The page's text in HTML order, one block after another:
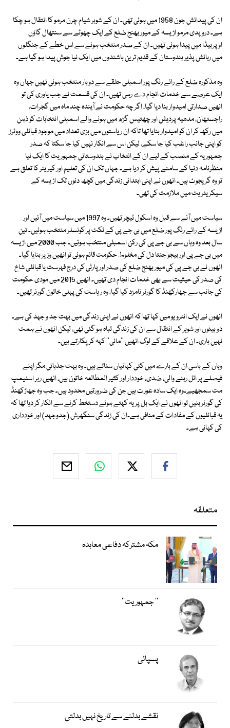
ان کی پیدائش جون 1958 میں ہوئی تھی۔ ان کے شوہر شیام چرن مرمو کا انتقال ہو چکا
ہے۔ دروپدی مرمو اڑیسہ کے میور بھنج ضلع کے ایک چھوٹے سے سنتھال گاؤں
اوپربیڈا میں پیدا ہوئی تھیں۔ ان کے صدر منتخب ہونے سے اس خطے کے جنگلوں
میں رہائش پذیر ہندوستان کے قدیم ترین باشندوں میں ایک نیا جوش پیدا ہو گیا ہے۔
وہ مذکورہ ضلع کے رائے رنگ پور اسمبلی حلقے سے دوبار منتخب ہوئی تھیں جہاں وہ
ایک عرصے سے خدمات انجام دے رہی تھیں۔ ان کی قسمت نے جب یاوری کی تو
انھیں صدارتی امیدوار بنا دیا گیا، اگر چہ حکومت نے آیندہ چند ماہ میں گجرات،
راجستھان، مدھیہ پردیش اور چھتیس گڑھ میں ہونے والے اسمبلی انتخابات کو ذہن
میں رکھ کر ان کو امیدوار بنایا تھا تاکہ ان ریاستوں میں بڑی تعداد میں موجود قبائلی ووٹرز
کو اپنی جانب راغب کیا جا سکے، لیکن اس سے انکار نہیں کیا جا سکتا کہ صدر
جمہوریہ کے منصب کے لیے ان کے انتخاب نے ہندوستانی جمہوریت کا ایک نیا
منظرنامہ دنیا کے سامنے پیش کر دیا ہے۔ جہاں تک ان کی تعلیم اور کیریئر کا تعلق ہے
تو وہ گریجوٹ ہیں۔ انھوں نے اپنی ابتدائی زندگی میں کچھ دنوں تک اڑیسہ کے
سیکریٹریٹ میں ملازمت کی تھی۔
سیاست میں آنے سے قبل وہ اسکول ٹیچر تھیں۔ وہ 1997 میں سیاست میں آئیں اور
اڑیسہ کے رائے رنگ پور ضلع میں بی جے پی کے ٹکٹ پر کونسلر منتخب ہوئیں۔ تین
سال بعد وہ وہاں سے بی جے پی کی رکن اسمبلی منتخب ہوئیں۔ جب 2000 میں اڑیسہ
میں بی جے پی اور بیجو جنتا دل کی مخلوط حکومت قائم ہوئی تو انھیں وزیر بنایا گیا۔
انھوں نے بی جے پی کی میور بھنج ضلع کی صدر اور پارٹی کی درج فہرست یا قبائلی شاخ
کی صدر کی حیثیت سے بھی خدمات انجام دی تھیں۔ انھیں 2015 میں مودی حکومت
کی جانب سے جھارکھنڈ کا گورنر نامزد کیا گیا، وہ ریاست کی پہلی خاتون گورنر تھیں۔
انھوں نے ایک انٹرویو میں کہا تھا کہ انھوں نے اپنی زندگی میں بہت جد و جہد کی ہے۔
دو بیٹوں اور شوہر کے انتقال سے ان کی زندگی تباہ ہو گئی تھی، لیکن انھوں نے ہمت
نہیں ہاری۔ ان کے علاقے کے لوگ انھیں ''مائی'' کہہ کر پکارتے ہیں۔
وہاں کے باسی ان کے بارے میں کئی کہانیاں سناتے ہیں۔ وہ بہت جذباتی مگر اپنے
فیصلے پر اٹل رہنے والی، ضدی، خوددار اور کثیر المطالعہ خاتون ہیں، انھیں ربر اسٹیمپ
مت سمجھیے۔وہ ایک سادہ عورت ہیں جن کی ضرورتیں محدود ہیں۔ جب وہ جھاڑکھنڈ
کی گورنر بنیں تو انھوں نے ایک بل پر یہ کہتے ہوئے دستخط کرنے سے انکار کر دیا تھا کہ
یہ قبائلیوں کے مفادات کے منافی ہے۔ان کی زندگی سنگھرش (جدوجہد) اور خودداری
کی کہانی ہے۔
متعلقہ
مکہ مشترکہ دفاعی معاہدہ
’’ جمہوریت‘‘
پسپائی
نقشے بدلنے سے تاریخ نہیں بدلتی